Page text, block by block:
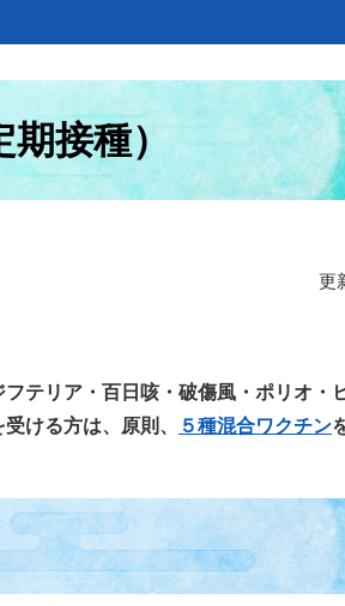
期接種）
更
フテリア・百日咳・破傷風・ポリオ・
ける方は、原則、
５種混合ワクチン